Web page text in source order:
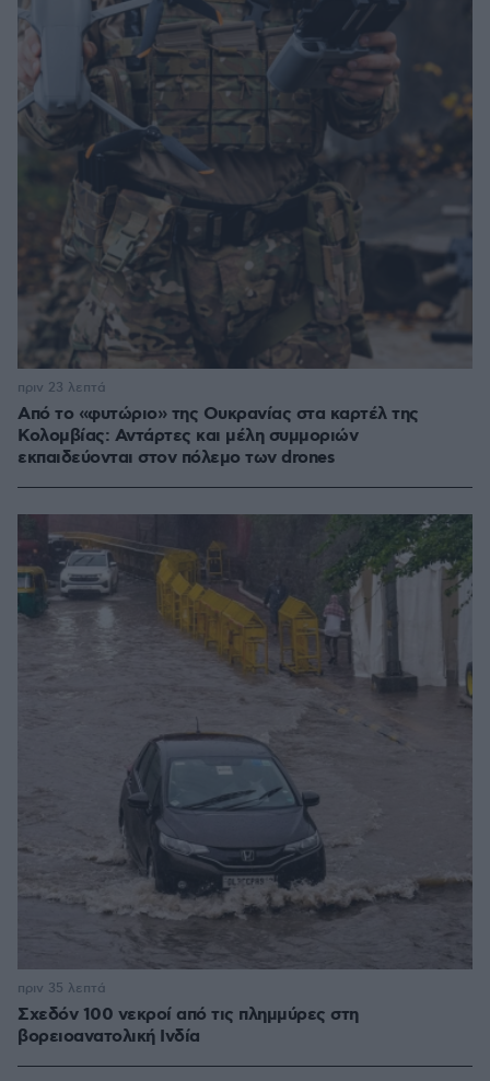
Από το «φυτώριο» της Ουκρανίας στα καρτέλ της
Κολομβίας: Αντάρτες και μέλη συμμοριών
εκπαιδεύονται στον πόλεμο των drones
πριν 23 λεπτά
Σχεδόν 100 νεκροί από τις πλημμύρες στη
βορειοανατολική Ινδία
πριν 35 λεπτά